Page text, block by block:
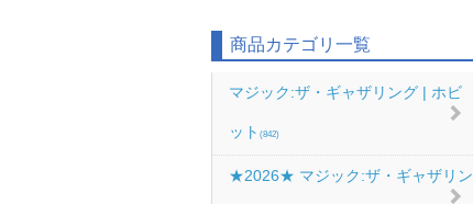
商品カテゴリ一覧
マジック:ザ・ギャザリング | ホビ
ット (842)
★2026★ マジック:ザ・ギャザリン